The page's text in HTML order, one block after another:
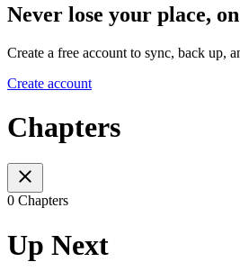
Never lose your place,
Create a free account to sync, back up,
Create account
Chapters
0 Chapters
Up Next